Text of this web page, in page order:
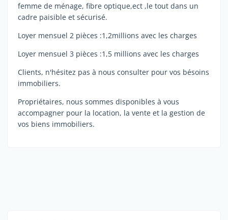
femme de ménage, fibre optique,ect ,le tout dans un
cadre paisible et sécurisé.
Loyer mensuel 2 pièces :1,2millions avec les charges
Loyer mensuel 3 pièces :1,5 millions avec les charges
Clients, n'hésitez pas à nous consulter pour vos bésoins
immobiliers.
Propriétaires, nous sommes disponibles à vous
accompagner pour la location, la vente et la gestion de
vos biens immobiliers.